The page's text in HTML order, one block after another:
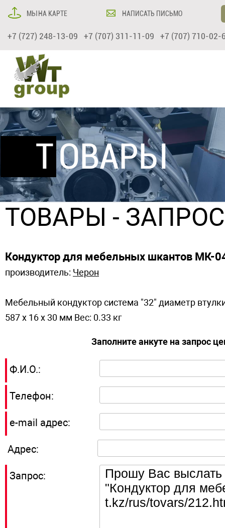
МЫ НА КАРТЕ НАПИСАТЬ ПИСЬМО
+7 (727) 248-13-09 +7 (707) 311-11-09 +7 (707) 710-02-
ТОВАРЫ
ТОВАРЫ -
Кондуктор для мебельных шкантов МК-
производитель: Черон
Мебельный кондуктор система "32" диаметр
587 x 16 x 30 мм Вес: 0.33 кг
Заполните анкуте на запрос
Ф.И.О.:
Телефон:
e-mail адрес:
Адрес:
Запрос: